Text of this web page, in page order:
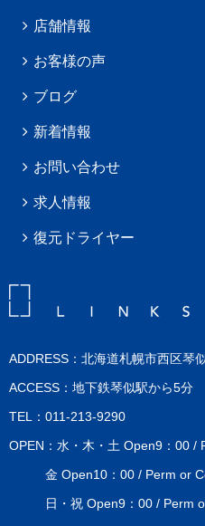
店舗情報
お客様の声
ブログ
新着情報
お問い合わせ
求人情報
復元ドライヤー
ADDRESS：北海道札幌市西区琴
ACCESS：地下鉄琴似駅から5分
TEL：011-213-9290
OPEN：水・木・土 Open9：00
金 Open10：00 / Perm or
日・祝 Open9：00 / Perm